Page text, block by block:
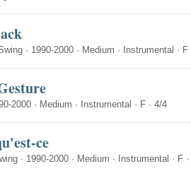
· 1990-2000 · Medium · Instrumental · F
2000 · Medium · Instrumental · F · 4/4
ce
· 1990-2000 · Medium · Instrumental · F ·